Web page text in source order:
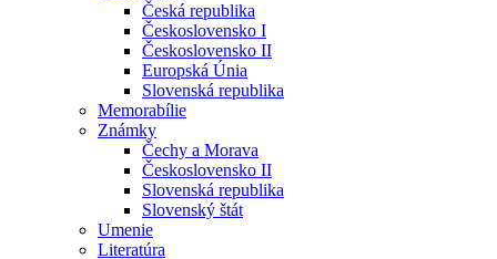
Česká republika
Československo I
Československo II
Europská Únia
Slovenská republika
Memorabílie
Známky
Čechy a Morava
Československo II
Slovenská republika
Slovenský štát
Umenie
Literatúra